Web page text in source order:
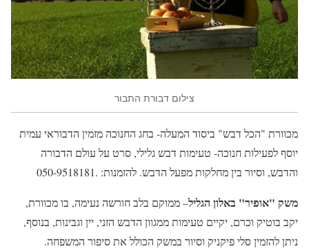
צילום דבורת התבור
מכוורת "הכל דבש" ביסוד המעלה- בחג החנוכה מזמין הדבוראי עמית
יוסף לפעילות חנוכה- טעימות דבש גלילי, סרט על עולם הדבורה
והדבש, וסיור בין מחלקות מפעל הדבש. להזמנות: .050-9518181
משק "אופיר" באלון הגליל– ממוקם בלב חורשה נעימה, בו מכוורת,
יקב בוטיק וכרם, יקיים טעימות ממגוון הדבש הזני, יין וגבינות, בנוסף,
ניתן להזמין סלי פיקניק וסיור במשק הכולל את סיפור המשפחה.